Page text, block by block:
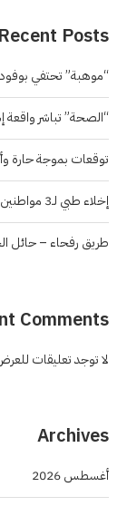
Recent Posts
“موهبة” تحتفي بوفود “إنسو 2026” في
“الصحة” تباشر
توقعات بموجة حارة
إخلاء طبي لـ3 مواطنين من مصر إلى المملكة
طريق رفحاء – حائل
Comments
لا توجد تعليقات
Archives
أغسطس 2026